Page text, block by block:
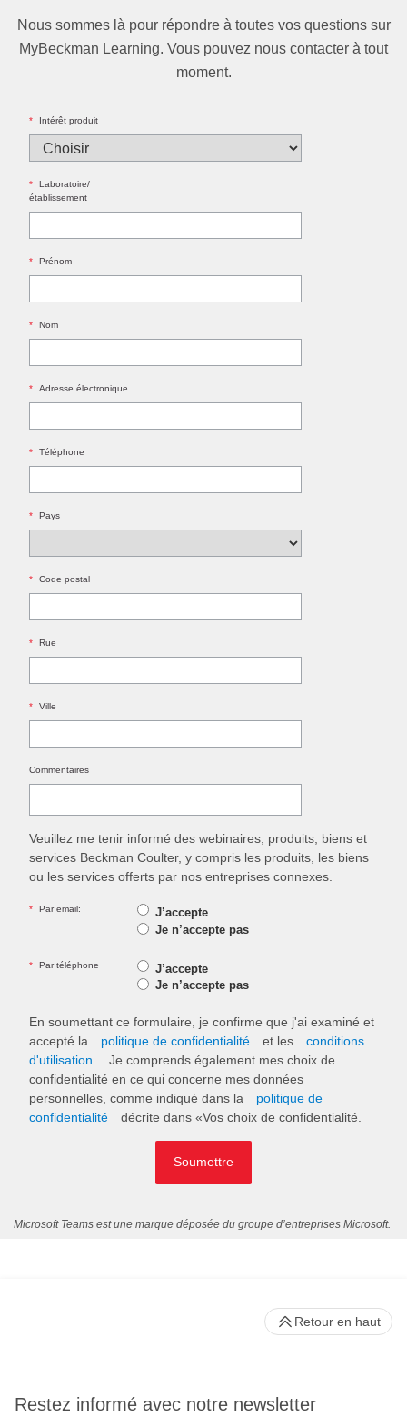
Nous sommes là pour répondre à toutes vos questions sur
MyBeckman Learning. Vous pouvez nous contacter à tout
moment.
* Intérêt produit
*
Laboratoire/
établissement
* Prénom
* Nom
* Adresse électronique
* Téléphone
* Pays
* Code postal
* Rue
* Ville
Commentaires
Veuillez me tenir informé des webinaires, produits, biens et
services Beckman Coulter, y compris les produits, les biens
ou les services offerts par nos entreprises connexes.
* Par email:
J’accepte
Je n’accepte pas
* Par téléphone
J’accepte
Je n’accepte pas
En soumettant ce formulaire, je confirme que j'ai examiné et
accepté la
politique de confidentialité et les
conditions
d'utilisation
. Je comprends également mes choix de
confidentialité en ce qui concerne mes données
personnelles, comme indiqué dans la
politique de
confidentialité
décrite dans «Vos choix de confidentialité.
Soumettre
Microsoft Teams est une marque déposée du groupe d’entreprises Microsoft.
Restez informé avec notre newsletter
Retour en haut